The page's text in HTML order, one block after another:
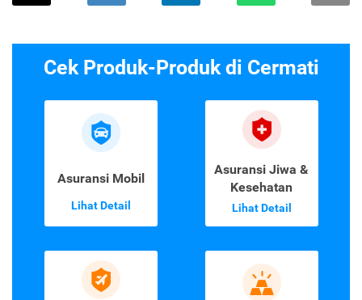
Cek Produk-Produk di Cermati
Asuransi Mobil
Lihat Detail
Asuransi Jiwa &
Kesehatan
Lihat Detail